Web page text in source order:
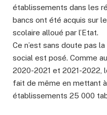
établissements dans les
bancs ont été acquis sur
scolaire alloué par l’Etat.
Ce n’est sans doute pas
social est posé. Comme
2020-2021 et 2021-2022,
fait de même en mettant
établissements 25 000